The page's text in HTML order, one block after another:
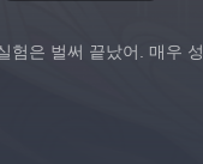
험은 벌써 끝났어. 매우 성